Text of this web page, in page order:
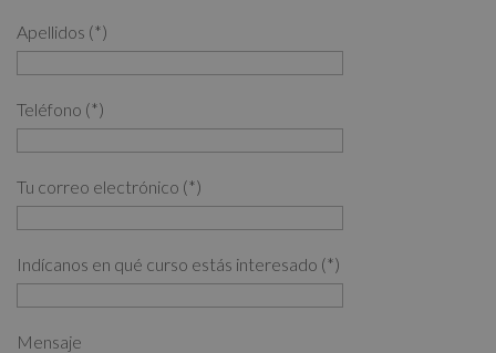
Apellidos (*)
Teléfono (*)
Tu correo electrónico (*)
Indícanos en qué curso estás interesado (*)
Mensaje